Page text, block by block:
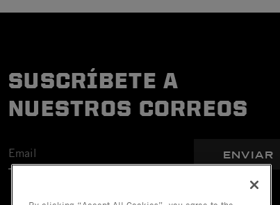
SUSCRÍBETE A
NUESTROS CORREOS
ENVIAR